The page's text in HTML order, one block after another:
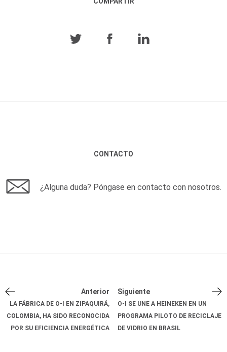
CONTACTO
¿Alguna duda? Póngase en contacto con nosotros.
Anterior
LA FÁBRICA DE O-I EN ZIPAQUIRÁ,
COLOMBIA, HA SIDO RECONOCIDA
POR SU EFICIENCIA ENERGÉTICA
Siguiente
O-I SE UNE A HEINEKEN EN UN
PROGRAMA PILOTO DE RECICLAJE
DE VIDRIO EN BRASIL